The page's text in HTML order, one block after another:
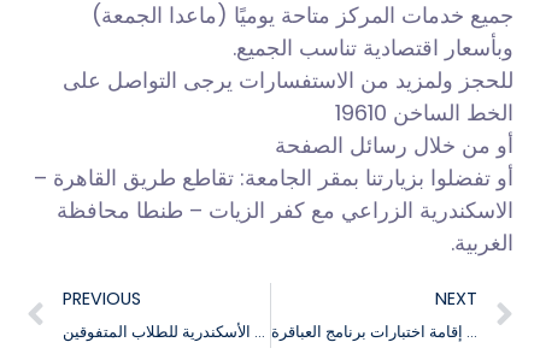
جميع خدمات المركز متاحة يوميًا (ماعدا الجمعة)
وبأسعار اقتصادية تناسب الجميع.
للحجز ولمزيد من الاستفسارات يرجى التواصل على
الخط الساخن 19610
أو من خلال رسائل الصفحة
أو تفضلوا بزيارتنا بمقر الجامعة: تقاطع طريق القاهرة –
الاسكندرية الزراعي مع كفر الزيات – طنطا محافظة
الغربية.
PREVIOUS
تعلن إدارة الأنشطة الطلابية عن رحلة ترفيهية إلى مدينة الأسكندرية للطلاب المتفوقين
NEXT
تعلن إدارة الأنشطة الطلابية عن بدأ إقامة اختبارات برنامج العباقرة